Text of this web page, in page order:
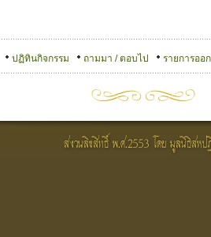
ปฏิทินกิจกรรม ถามมา / ตอบไป รายการออ